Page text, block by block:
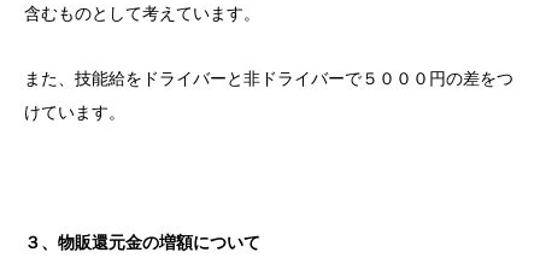
含むものとして考えています。
また、技能給をドライバーと非ドライバーで５０００円の差をつ
けています。
３、物販還元金の増額について